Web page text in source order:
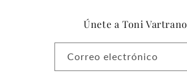
Únete a Toni Vartrano
Correo electrónico